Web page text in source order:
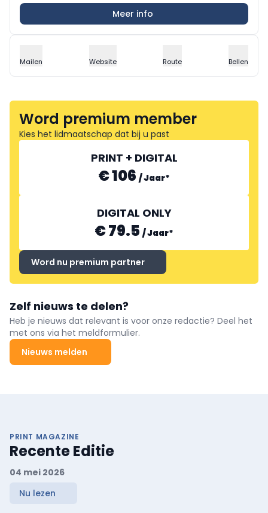
Meer info
Mailen Website Route Bellen
Word premium member
Kies het lidmaatschap dat bij u past
PRINT + DIGITAL
€ 106 /Jaar*
DIGITAL ONLY
€ 79.5 /Jaar*
Word nu premium partner
Zelf nieuws te delen?
Heb je nieuws dat relevant is voor onze redactie? Deel het
met ons via het meldformulier.
Nieuws melden
PRINT MAGAZINE
Recente Editie
04 mei 2026
Nu lezen